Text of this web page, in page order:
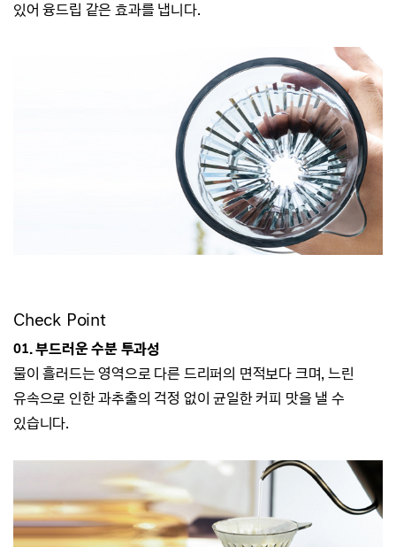
있어 융드립 같은 효과를 냅니다.
Check Point
01. 부드러운 수분 투과성
물이 흘러드는 영역으로 다른 드리퍼의 면적보다 크며, 느린
유속으로 인한 과추출의 걱정 없이 균일한 커피 맛을 낼 수
있습니다.